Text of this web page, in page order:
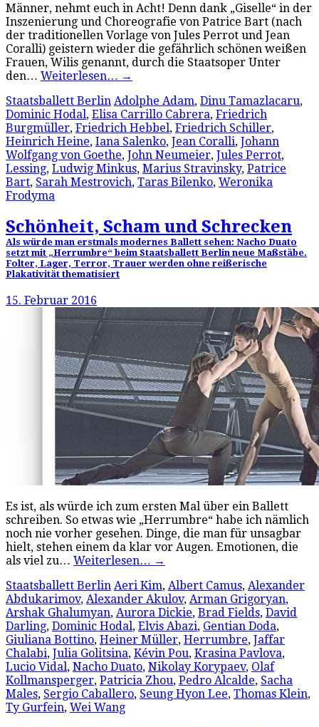
Männer, nehmt euch in Acht! Denn dank „Giselle“ in der
Inszenierung und Choreografie von Patrice Bart (nach
der traditionellen Vorlage von Jules Perrot und Jean
Coralli) geistern wieder die gefährlich schönen weißen
Frauen, Wilis genannt, durch die Staatsoper Unter
den… Weiterlesen… →
Staatsballett Berlin Adolphe Adam, Dinu Tamazlacaru,
Dominic Hodal, Elisa Carrillo Cabrera, Friedrich
Burgmüller, Friedrich Hebbel, Friedrich Schiller,
Heinrich Heine, Iana Salenko, Jean Coralli, Johann
Wolfgang von Goethe, John Neumeier, Jules Perrot,
Lessing, Ludwig Minkus, Marius Stravinsky, Patrice
Bart, Sarah Mestrovich, Taras Bilenko, Weronika
Frodyma
Schönheit, Scham und Schrecken
Als würde man erstmals modernes Ballett sehen: Nacho Duato
setzt mit „Herrumbre“ beim Staatsballett Berlin neue Maßstäbe.
Folter, Lager, Terror, Trauer werden ohne reißerische
Plakativität thematisiert
15. Februar 2016
Es ist, als würde ich zum ersten Mal über ein Ballett
schreiben. So etwas wie „Herrumbre“ habe ich nämlich
noch nie vorher gesehen. Dinge, die man für unsagbar
hielt, stehen einem da klar vor Augen. Emotionen, die
als viel zu… Weiterlesen… →
Staatsballett Berlin Aeri Kim, Albert Camus, Alexander
Abdukarimov, Alexander Akulov, Arman Grigoryan,
Arshak Ghalumyan, Aurora Dickie, Brad Fields, David
Darling, Dominic Hodal, Elvis Abazi, Gentian Doda,
Giuliana Bottino, Heiner Müller, Herrumbre, Jaffar
Chalabi, Julia Golitsina, Kévin Pou, Krasina Pavlova,
Lucio Vidal, Nacho Duato, Nikolay Korypaev, Olaf
Kollmansperger, Patricia Zhou, Pedro Alcalde, Sacha
Males, Sergio Caballero, Seung Hyon Lee, Thomas Klein,
Ty Gurfein, Wei Wang